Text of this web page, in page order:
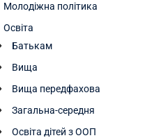
Молодіжна політика
Освіта
Батькам
Вища
Вища передфахова
Загальна-середня
Освіта дітей з ООП